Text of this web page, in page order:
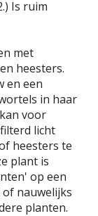
Is ruim
met
heesters.
en een
in haar
voor
licht
heesters te
plant is
op een
nauwelijks
planten.